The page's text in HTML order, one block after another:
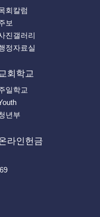
회칼럼
보
진갤러리
정자료실
회학교
일학교
년부
라인헌금